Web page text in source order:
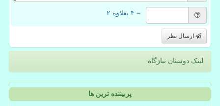
= ۴ بعلاوه ۲
ارسال نظر
لینک دوستان نیازگاه
پربیننده ترین ها